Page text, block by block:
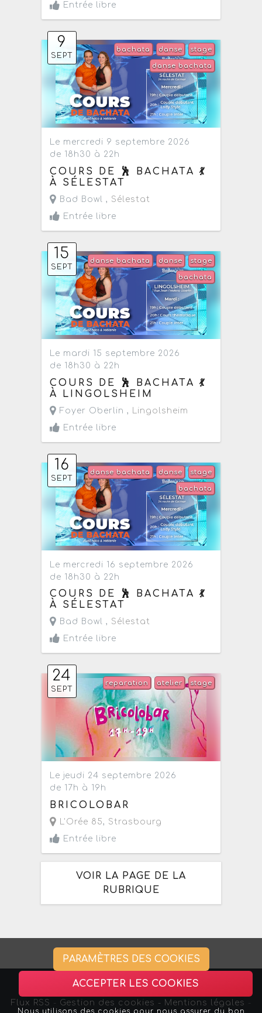
Entrée libre
9
SEPT
stage
danse
bachata
danse bachata
Le mercredi 9 septembre 2026
de 18h30 à 22h
COURS DE 🕺 BACHATA 💃
À SÉLESTAT
Bad Bowl , Sélestat
Entrée libre
15
SEPT
stage
danse
danse bachata
bachata
Le mardi 15 septembre 2026
de 18h30 à 22h
COURS DE 🕺 BACHATA 💃
À LINGOLSHEIM
Foyer Oberlin ,
Lingolsheim
Entrée libre
16
SEPT
stage
danse
danse bachata
bachata
Le mercredi 16 septembre 2026
de 18h30 à 22h
COURS DE 🕺 BACHATA 💃
À SÉLESTAT
Bad Bowl , Sélestat
Entrée libre
24
SEPT
stage
atelier
reparation
Le jeudi 24 septembre 2026
de 17h à 19h
BRICOLOBAR
L'Orée 85, Strasbourg
Entrée libre
VOIR LA PAGE DE LA
RUBRIQUE
Flux RSS Gestion des cookies - Mentions légales
PARAMÈTRES DES COOKIES
ACCEPTER LES COOKIES
Nous utilisons des cookies pour nous assurer du bon